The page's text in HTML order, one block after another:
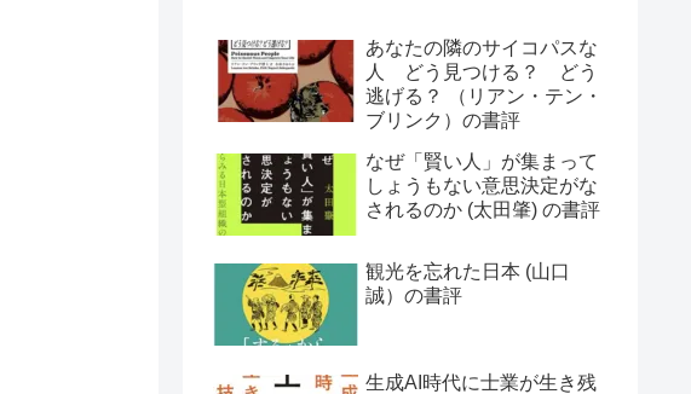
あなたの隣のサイコパスな
人 どう見つける？ どう
逃げる？ （リアン・テン・
ブリンク）の書評
なぜ「賢い人」が集まって
しょうもない意思決定がな
されるのか (太田肇) の書評
観光を忘れた日本 (山口
誠）の書評
生成AI時代に士業が生き残